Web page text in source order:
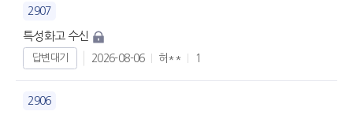
2907
특성화고 수신
답변대기 2026-08-06 허** 1
2906